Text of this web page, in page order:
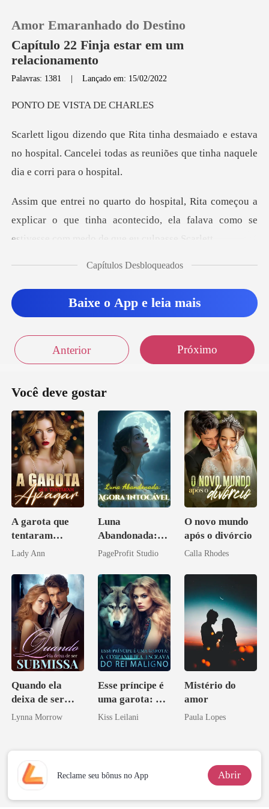
Histórico
Amor Emaranhado do Destino
Capítulo 22 Finja estar em um
relacionamento
Palavras: 1381 |Lançado em: 15/02/2022
VISTA D
e estava
no hospital. Cancelei todas as reuniões
u a
explicar o que tinha acontecido, ela falava com
les, Capítulos Desbloqueados
Baixe o App e leia mais
Anterior Próximo
Você deve gostar
A garota que
tentaram
apagar
Lady Ann
Luna
Abandonada:
Agora Intocável
PageProfit Studio
O novo mundo
após o divórcio
Calla Rhodes
Quando ela
deixa de ser
submissa
Lynna Morrow
Esse príncipe é
uma garota: A
companheira
Kiss Leilani
Mistério do
amor
Paula Lopes
Reclame seu bônus no App Abrir